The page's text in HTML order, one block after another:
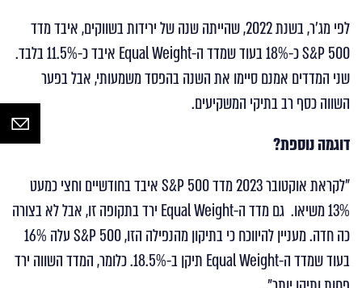
לפי מג'ר, בשנת 2022, שהייתה שנה של ירידות בשווקים, איבד מדד
S&P 500 כ-18% בעוד שמדד ה-Equal Weight איבד כ-11.5% בלבד.
שני המדדים אמנם סיימו את השנה בהפסד משמעותי, אבל בפער
השווה כסף רב בתיקי המשקיעים.
דוגמה נוספת?
"לקראת אוקטובר 2023 מדד S&P 500 איבד בחודשיים וחצי כמעט
13% משיאו. גם מדד ה-Equal Weight ירד בתקופה זו, אבל לא בצורה
כה חדה. מעניין להיווכח כי בתיקון מהנפילה הזו, S&P 500 עלה 16%
בעוד שמדד ה-Equal Weight תיקן ב-18.5%. כלומר, המדד השווה ירד